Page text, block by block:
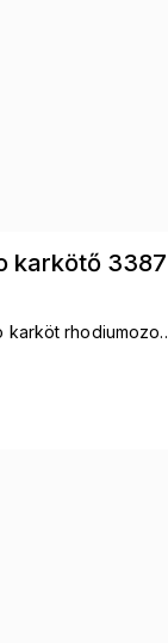
karkötő 3387
karköt rhodiumozott